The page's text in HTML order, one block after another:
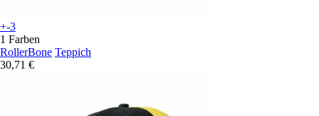
+-3
1 Farben
RollerBone Teppich
30,71 €